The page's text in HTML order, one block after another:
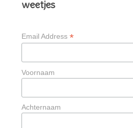
weetjes
Email Address *
Voornaam
Achternaam